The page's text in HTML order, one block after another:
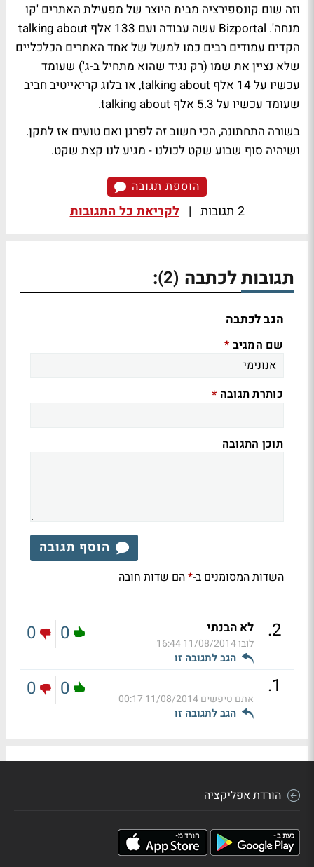
וזה שום קונספירציה מבית היוצר של מפעילת האתרים 'קו
מנחה'. Bizportal עשה עבודה ועם 133 אלף talking about
הקדים עמודים רבים כמו למשל של אחד האתרים הכלכליים
שלא נציין את שמו (רק נגיד שהוא מתחיל ב-ג') שעומד
עכשיו על 14 אלף talking about, או בלוג קריאייטיב חביב
שעומד עכשיו על 5.3 אלף talking about.
בשורה התחתונה, הכי חשוב זה לפרגן ואם טועים אז לתקן.
ושיהיה סוף שבוע שקט לכולנו - מגיע לנו קצת שקט.
הוספת תגובה
2 תגובות | לקריאת כל התגובות
תגובות לכתבה (2)
:
הגב לכתבה
שם המגיב *
כותרת תגובה *
תוכן התגובה
הוסף תגובה
השדות המסומנים ב-*הם שדות חובה
2
. לא הבנתי
לובו11/08/2014 16:44
הגב לתגובה זו
0
0
1
.
אתם טיפשים11/08/2014 00:17
הגב לתגובה זו
0
0
הורדת אפליקציה